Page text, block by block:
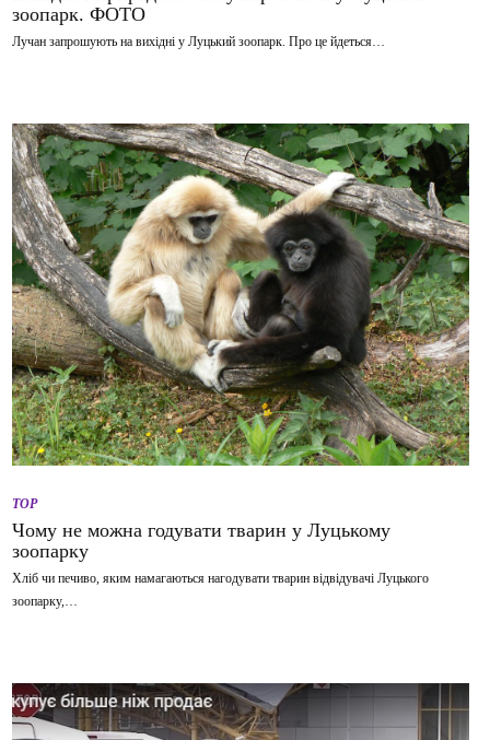
зоопарк. ФОТО
Лучан запрошують на вихідні у Луцький зоопарк. Про це йдеться…
TOP
Чому не можна годувати тварин у Луцькому
зоопарку
Хліб чи печиво, яким намагаються нагодувати тварин відвідувачі Луцького
зоопарку,…